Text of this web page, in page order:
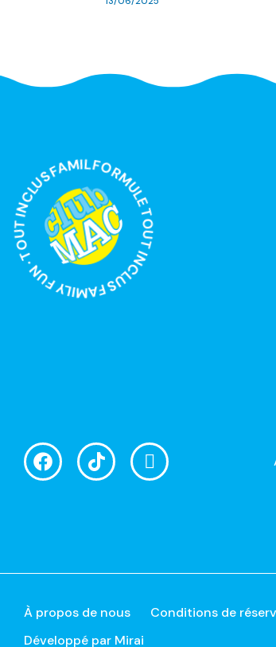
FAMILY FUN · TOUT INCLUS FAMILY FUN ·
À propos de nous Conditions de
Développé par Mirai